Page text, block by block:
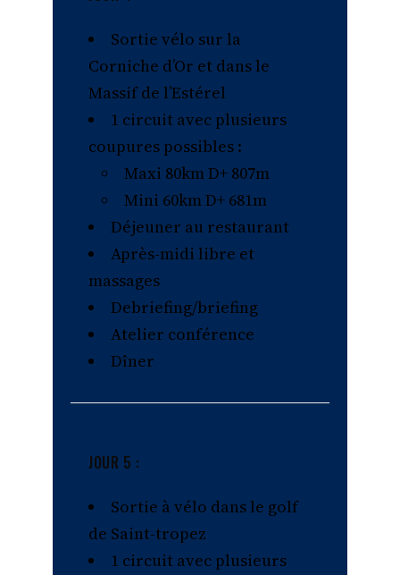
Sortie vélo sur la
Corniche d’Or et dans le
Massif de l’Estérel
1 circuit avec plusieurs
coupures possibles :
Maxi 80km D+ 807m
Mini 60km D+ 681m
Déjeuner au restaurant
Après-midi libre et
massages
Debriefing/briefing
Atelier conférence
Dîner
JOUR 5 :
Sortie à vélo dans le golf
de Saint-tropez
1 circuit avec plusieurs